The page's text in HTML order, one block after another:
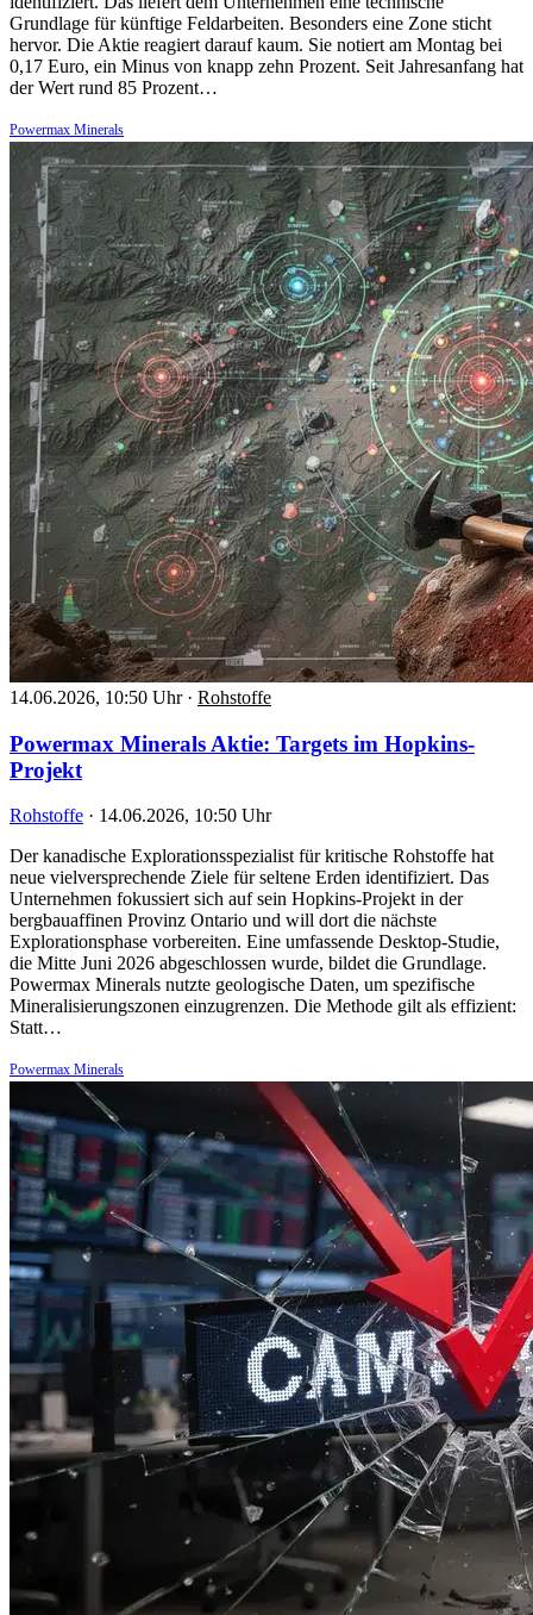
Grundlage für künftige Feldarbeiten. Besonders eine Zone sticht
hervor. Die Aktie reagiert darauf kaum. Sie notiert am Montag bei
0,17 Euro, ein Minus von knapp zehn Prozent. Seit Jahresanfang hat
der Wert rund 85 Prozent…
Powermax Minerals
14.06.2026, 10:50 Uhr · Rohstoffe
Powermax Minerals Aktie: Targets im Hopkins-
Projekt
Rohstoffe · 14.06.2026, 10:50 Uhr
Der kanadische Explorationsspezialist für kritische Rohstoffe hat
neue vielversprechende Ziele für seltene Erden identifiziert. Das
Unternehmen fokussiert sich auf sein Hopkins-Projekt in der
bergbauaffinen Provinz Ontario und will dort die nächste
Explorationsphase vorbereiten. Eine umfassende Desktop-Studie,
die Mitte Juni 2026 abgeschlossen wurde, bildet die Grundlage.
Powermax Minerals nutzte geologische Daten, um spezifische
Mineralisierungszonen einzugrenzen. Die Methode gilt als effizient:
Statt…
Powermax Minerals